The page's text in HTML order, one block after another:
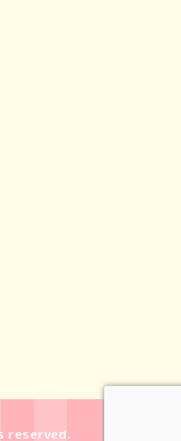
reserved.